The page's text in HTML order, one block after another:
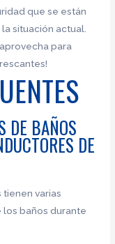
que se están
situación actual.
para
DE BAÑOS
DE
varias
baños durante